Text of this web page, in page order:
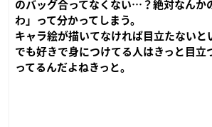
のバッグ合ってなくない…？絶対なんか
わ」って分かってしまう。
キャラ絵が描いてなければ目立たない
でも好きで身につけてる人はきっと目立
ってるんだよねきっと。